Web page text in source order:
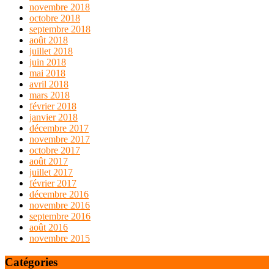
novembre 2018
octobre 2018
septembre 2018
août 2018
juillet 2018
juin 2018
mai 2018
avril 2018
mars 2018
février 2018
janvier 2018
décembre 2017
novembre 2017
octobre 2017
août 2017
juillet 2017
février 2017
décembre 2016
novembre 2016
septembre 2016
août 2016
novembre 2015
Catégories